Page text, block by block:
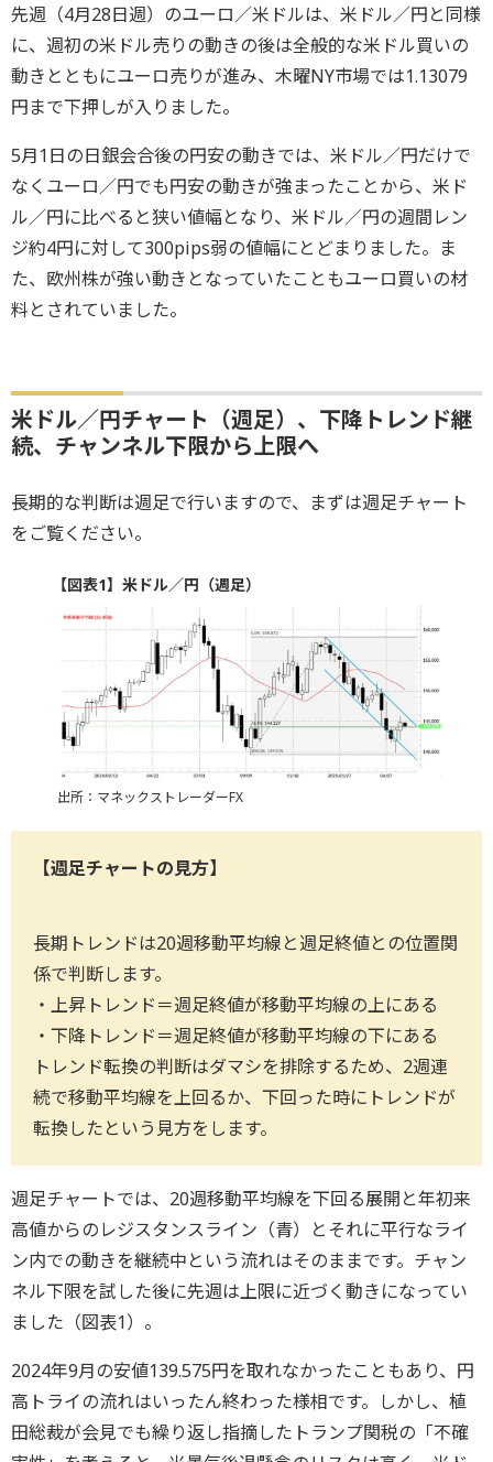
先週（4月28日週）のユーロ／米ドルは、米ドル／円と同様
に、週初の米ドル売りの動きの後は全般的な米ドル買いの
動きとともにユーロ売りが進み、木曜NY市場では1.13079
円まで下押しが入りました。
5月1日の日銀会合後の円安の動きでは、米ドル／円だけで
なくユーロ／円でも円安の動きが強まったことから、米ド
ル／円に比べると狭い値幅となり、米ドル／円の週間レン
ジ約4円に対して300pips弱の値幅にとどまりました。ま
た、欧州株が強い動きとなっていたこともユーロ買いの材
料とされていました。
米ドル／円チャート（週足）、下降トレンド継
続、チャンネル下限から上限へ
長期的な判断は週足で行いますので、まずは週足チャート
をご覧ください。
【図表1】米ドル／円（週足）
出所：マネックストレーダーFX
【週足チャートの見方】
長期トレンドは20週移動平均線と週足終値との位置関
係で判断します。
・上昇トレンド＝週足終値が移動平均線の上にある
・下降トレンド＝週足終値が移動平均線の下にある
トレンド転換の判断はダマシを排除するため、2週連
続で移動平均線を上回るか、下回った時にトレンドが
転換したという見方をします。
週足チャートでは、20週移動平均線を下回る展開と年初来
高値からのレジスタンスライン（青）とそれに平行なライ
ン内での動きを継続中という流れはそのままです。チャン
ネル下限を試した後に先週は上限に近づく動きになってい
ました（図表1）。
2024年9月の安値139.575円を取れなかったこともあり、円
高トライの流れはいったん終わった様相です。しかし、植
田総裁が会見でも繰り返し指摘したトランプ関税の「不確